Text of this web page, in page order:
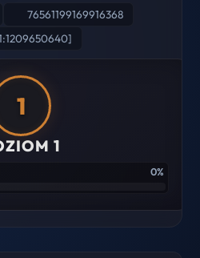
76561199169916368
1
1
0%